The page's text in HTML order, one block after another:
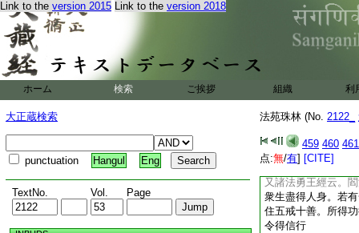
Link to the version 2015 Link to the version 2018
ホーム 検索 ご挨拶 組織 利
大正蔵検索
punctuation Hangul Eng
TextNo. Vol. Page
法苑珠林 (No. 2122_
459 460 461
点:無/有] [CITE]
處。由悋法故障他
反勝過此
又成實論云。若人
是人雖不自隨法行
不説智慧。中法施
説於智慧。以説智
障出離生死遠成菩
唯説小乘。教化一
未得道。亦勝教化
十善。以信解人解
又諸法勇王經云。
衆生盡得人身。若
住五戒十善。所得
令得信行